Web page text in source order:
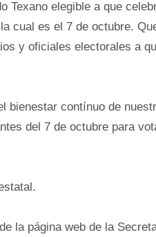
Texano elegible a que
cual es el 7 de octubre.
y oficiales electorales a
contínuo de
del 7 de octubre para
la página web de la